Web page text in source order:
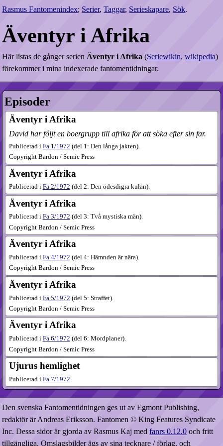
Rasmus Fantomenindex; Serier,Taggar, Serieskapare, Sök.
Äventyr i Afrika
Här listas de gånger serien Äventyr i Afrika (Seriewikin,wikipedia)
förekommer i mina indexerade fantomentidningar.
Episoder
Äventyr i Afrika
David har följt en boergrupp till afrika för att söka efter sin far.
Publicerad i Fa 1​/1972 (del 1: Den långa jakten).
Copyright Bardon / Semic Press
Äventyr i Afrika
Publicerad i Fa2​/1972 (del 2: Den ödesdigra kulan).
Äventyr i Afrika
Publicerad i Fa3​/1972 (del 3: Två mystiska män).
Copyright Bardon / Semic Press
Äventyr i Afrika
Publicerad i Fa4​/1972 (del 4: Hämnden är nära).
Copyright Bardon / Semic Press
Äventyr i Afrika
Publicerad i Fa 5​/1972 (del 5: Straffet).
Copyright Bardon / Semic Press
Äventyr i Afrika
Publicerad i Fa6​/1972 (del 6: Mordplaner).
Copyright Bardon / Semic Press
Ujurus hemlighet
Publicerad i Fa 7​/1972
Den svenska Fantomentidningen ges ut av Egmont Publishing,
redaktör är Andreas Eriksson. Fantomen © King Features Syndicate
Inc. Dessa sidor är gjorda av Rasmus Kaj medfanrs 0.12.0 och fritt
tillgängliga. Omslagsbilder ägs av sina tecknare / förlag, och